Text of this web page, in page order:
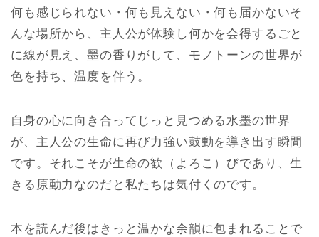
何も感じられない・何も見えない・何も届かないそ
んな場所から、主人公が体験し何かを会得するごと
に線が見え、墨の香りがして、モノトーンの世界が
色を持ち、温度を伴う。
自身の心に向き合ってじっと見つめる水墨の世界
が、主人公の生命に再び力強い鼓動を導き出す瞬間
です。それこそが生命の歓（よろこ）びであり、生
きる原動力なのだと私たちは気付くのです。
本を読んだ後はきっと温かな余韻に包まれることで